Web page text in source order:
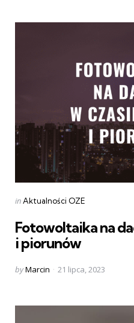
Categories
Posted
inAktualności OZE
Fotowoltaika na
i piorunów
Posted
byMarcin 21 lipca, 2023